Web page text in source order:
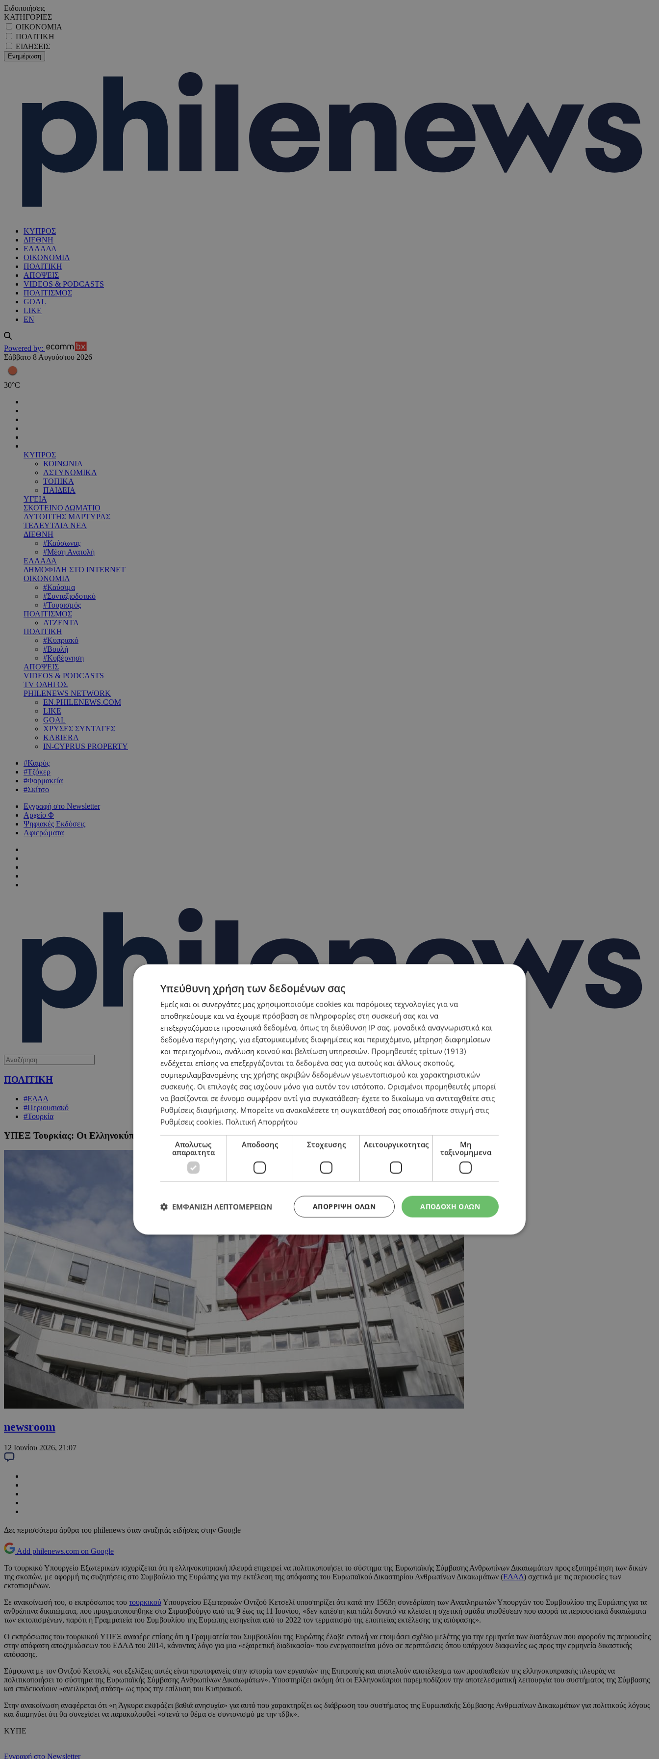
Ειδοποιήσεις
ΚΑΤΗΓΟΡΙΕΣ
ΟΙΚΟΝΟΜΙΑ
ΠΟΛΙΤΙΚΗ
ΕΙΔΗΣΕΙΣ
ΚΥΠΡΟΣ
ΔΙΕΘΝΗ
ΕΛΛΑΔΑ
ΟΙΚΟΝΟΜΙΑ
ΠΟΛΙΤΙΚΗ
ΑΠΟΨΕΙΣ
VIDEOS & PODCASTS
ΠΟΛΙΤΙΣΜΟΣ
GOAL
LIKE
EN
Powered by:
Σάββατο 8 Αυγούστου 2026
30°C
ΚΥΠΡΟΣ
ΚΟΙΝΩΝΙΑ
ΑΣΤΥΝΟΜΙΚΑ
ΤΟΠΙΚΑ
ΠΑΙΔΕΙΑ
ΥΓΕΙΑ
ΣΚΟΤΕΙΝΟ ΔΩΜΑΤΙΟ
ΑΥΤΟΠΤΗΣ ΜΑΡΤΥΡΑΣ
ΤΕΛΕΥΤΑΙΑ ΝΕΑ
ΔΙΕΘΝΗ
#Καύσωνας
#Μέση Ανατολή
ΕΛΛΑΔΑ
ΔΗΜΟΦΙΛΗ ΣΤΟ INTERNET
ΟΙΚΟΝΟΜΙΑ
#Καύσιμα
#Συνταξιοδοτικό
#Τουρισμός
ΠΟΛΙΤΙΣΜΟΣ
ΑΤΖΕΝΤΑ
ΠΟΛΙΤΙΚΗ
#Κυπριακό
#Βουλή
#Κυβέρνηση
ΑΠΟΨΕΙΣ
VIDEOS & PODCASTS
TV ΟΔΗΓΟΣ
PHILENEWS NETWORK
EN.PHILENEWS.COM
LIKE
GOAL
ΧΡΥΣΕΣ ΣΥΝΤΑΓΕΣ
KARIERA
IN-CYPRUS PROPERTY
#Καιρός
#Τζόκερ
#Φαρμακεία
#Σκίτσο
Εγγραφή στο Newsletter
Αρχείο Φ
Ψηφιακές Εκδόσεις
Αφιερώματα
ΠΟΛΙΤΙΚΗ
#ΕΔΑΔ
#Περιουσιακό
#Τουρκία
ΥΠΕΞ Τουρκίας: Οι Ελληνοκύπριοι πολιτικοποιούν το ΕΔΑΔ για να εξυπηρετήσουν τους στόχους τους
newsroom
12 Ιουνίου 2026, 21:07
Δες περισσότερα άρθρα του philenews όταν αναζητάς ειδήσεις στην Google
Add philenews.com on Google
Το τουρκικό Υπουργείο Εξωτερικών ισχυρίζεται ότι η ελληνοκυπριακή πλευρά επιχειρεί να πολιτικοποιήσει το σύστημα της Ευρωπαϊκής Σύμβασης Ανθρωπίνων Δικαιωμάτων προς εξυπηρέτηση των δικών
της σκοπών, με αφορμή τις συζητήσεις στο Συμβούλιο της Ευρώπης για την εκτέλεση της απόφασης του Ευρωπαϊκού Δικαστηρίου Ανθρωπίνων Δικαιωμάτων (ΕΔΑΔ) σχετικά με τις περιουσίες των
εκτοπισμένων.
Σε ανακοίνωσή του, ο εκπρόσωπος του τουρκικούΥπουργείου Εξωτερικών Οντζού Κετσελί υποστηρίζει ότι κατά την 1563η συνεδρίαση των Αναπληρωτών Υπουργών του Συμβουλίου της Ευρώπης για τα
ανθρώπινα δικαιώματα, που πραγματοποιήθηκε στο Στρασβούργο από τις 9 έως τις 11 Ιουνίου, «δεν κατέστη και πάλι δυνατό να κλείσει η σχετική ομάδα υποθέσεων που αφορά τα περιουσιακά δικαιώματα
των εκτοπισμένων, παρότι η Γραμματεία του Συμβουλίου της Ευρώπης εισηγείται από το 2022 τον τερματισμό της εποπτείας εκτέλεσης της απόφασης».
Ο εκπρόσωπος του τουρκικού ΥΠΕΞ αναφέρε επίσης ότι η Γραμματεία του Συμβουλίου της Ευρώπης έλαβε εντολή να ετοιμάσει σχέδιο μελέτης για την ερμηνεία των διατάξεων που αφορούν τις περιουσίες
στην απόφαση αποζημιώσεων του ΕΔΑΔ του 2014, κάνοντας λόγο για μια «εξαιρετική διαδικασία» που ενεργοποιείται μόνο σε περιπτώσεις όπου υπάρχουν διαφωνίες ως προς την ερμηνεία δικαστικής
απόφασης.
Σύμφωνα με τον Οντζού Κετσελί, «οι εξελίξεις αυτές είναι πρωτοφανείς στην ιστορία των εργασιών της Επιτροπής και αποτελούν αποτέλεσμα των προσπαθειών της ελληνοκυπριακής πλευράς να
πολιτικοποιήσει το σύστημα της Ευρωπαϊκής Σύμβασης Ανθρωπίνων Δικαιωμάτων». Υποστηρίζει ακόμη ότι οι Ελληνοκύπριοι παρεμποδίζουν την αποτελεσματική λειτουργία του συστήματος της Σύμβασης
και επιδεικνύουν «ανειλικρινή στάση» ως προς την επίλυση του Κυπριακού.
Στην ανακοίνωση αναφέρεται ότι «η Άγκυρα εκφράζει βαθιά ανησυχία» για αυτό που χαρακτηρίζει ως διάβρωση του συστήματος της Ευρωπαϊκής Σύμβασης Ανθρωπίνων Δικαιωμάτων για πολιτικούς λόγους
και διαμηνύει ότι θα συνεχίσει να παρακολουθεί «στενά το θέμα σε συντονισμό με την τδβκ».
ΚΥΠΕ
Εγγραφή στο Newsletter
Υπεύθυνη χρήση των δεδομένων σας
Εμείς και οι συνεργάτες μας χρησιμοποιούμε cookies και παρόμοιες τεχνολογίες για να
αποθηκεύουμε και να έχουμε πρόσβαση σε πληροφορίες στη συσκευή σας και να
επεξεργαζόμαστε προσωπικά δεδομένα, όπως τη διεύθυνση IP σας, μοναδικά αναγνωριστικά και
δεδομένα περιήγησης, για εξατομικευμένες διαφημίσεις και περιεχόμενο, μέτρηση διαφημίσεων
και περιεχομένου, ανάλυση κοινού και βελτίωση υπηρεσιών. Προμηθευτές τρίτων (1913)
ενδέχεται επίσης να επεξεργάζονται τα δεδομένα σας για αυτούς και άλλους σκοπούς,
συμπεριλαμβανομένης της χρήσης ακριβών δεδομένων γεωεντοπισμού και χαρακτηριστικών
συσκευής. Οι επιλογές σας ισχύουν μόνο για αυτόν τον ιστότοπο. Ορισμένοι προμηθευτές μπορεί
να βασίζονται σε έννομο συμφέρον αντί για συγκατάθεση· έχετε το δικαίωμα να αντιταχθείτε στις
Ρυθμίσεις διαφήμισης. Μπορείτε να ανακαλέσετε τη συγκατάθεσή σας οποιαδήποτε στιγμή στις
Ρυθμίσεις cookies. Πολιτική Απορρήτου
Απολυτως
απαραιτητα
Αποδοσης Στοχευσης Λειτουργικοτητας
Μη
ταξινομημενα
ΑΠΟΔΟΧΗ ΟΛΩΝ
ΑΠΌΡΡΙΨΗ ΌΛΩΝ
ΕΜΦΑΝΙΣΗ ΛΕΠΤΟΜΕΡΕΙΩΝ